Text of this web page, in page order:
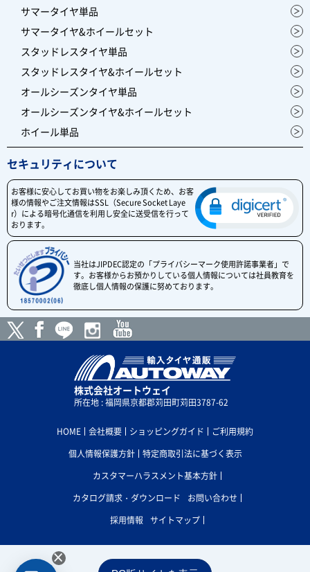
サマータイヤ単品
サマータイヤ&ホイールセット
スタッドレスタイヤ単品
スタッドレスタイヤ&ホイールセット
オールシーズンタイヤ単品
オールシーズンタイヤ&ホイールセット
ホイール単品
セキュリティについて
お客様に安心してお買い物をお楽しみ頂くため、お客
様の情報やご注文情報はSSL（Secure Socket Laye
r）による暗号化通信を利用し安全に送受信を行って
おります。
当社はJIPDEC認定の「プライバシーマーク使用許諾事業者」で
す。お客様からお預かりしている個人情報については社員教育を
徹底し個人情報の保護に努めております。
株式会社オートウェイ
所在地 : 福岡県京都郡苅田町苅田3787-62
HOME 会社概要 ショッピングガイド
ご利用規約
個人情報保護方針
特定商取引法に基づく表示
カスタマーハラスメント基本方針
カタログ請求・ダウンロード
お問い合わせ
採用情報
サイトマップ
×